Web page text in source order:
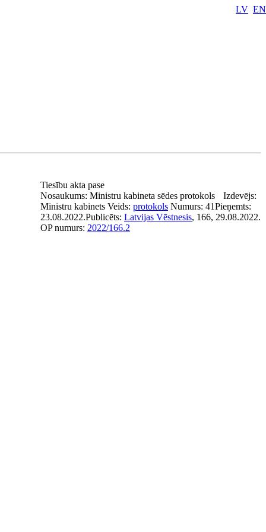
LV EN
Tiesību akta pase
Nosaukums: Ministru kabineta sēdes protokols
Izdevējs:
Ministru kabinets Veids: protokols Numurs: 41Pieņemts:
23.08.2022.Publicēts: Latvijas Vēstnesis, 166, 29.08.2022.
OP numurs: 2022/166.2